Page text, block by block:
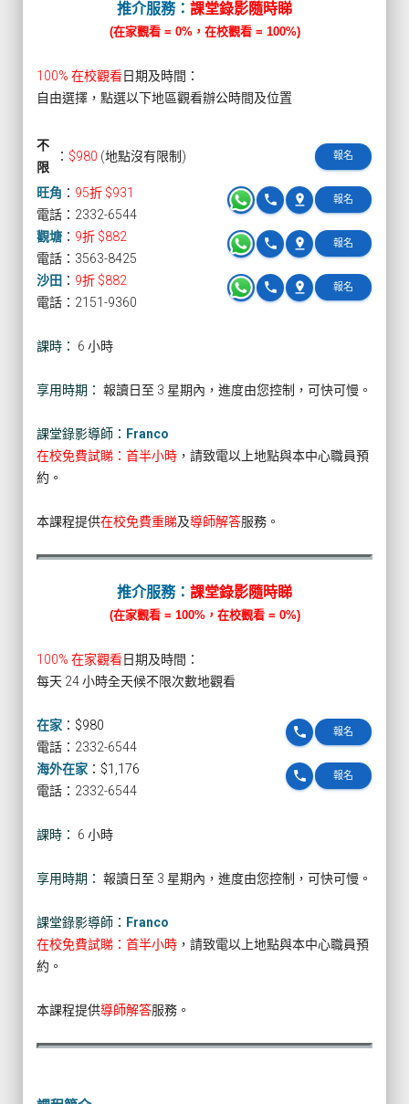
推介服務： 課堂錄影隨時睇
(在家觀看 = 0%，在校觀看 = 100%)
100% 在校觀看日期及時間：
自由選擇，點選以下地區觀看辦公時間及位置
不
限
： $980 (地點沒有限制) 報名
旺角 ： 95折 $931 報名
pin_drop
phone
電話：2332-6544
觀塘 ： 9折 $882 報名
pin_drop
phone
電話：3563-8425
沙田 ： 9折 $882 報名
pin_drop
phone
電話：2151-9360
課時： 6 小時
享用時期： 報讀日至 3 星期內，進度由您控制，可快可慢。
課堂錄影導師： Franco
在校免費試睇：首半小時 ，請致電以上地點與本中心職員預
約。
本課程提供在校免費重睇及導師解答服務。
推介服務： 課堂錄影隨時睇
(在家觀看 = 100%，在校觀看 = 0%)
100% 在家觀看日期及時間：
每天 24 小時全天候不限次數地觀看
在家 ： $980 報名
phone
電話：2332-6544
海外在家 ： $1,176 報名
phone
電話：2332-6544
課時： 6 小時
享用時期： 報讀日至 3 星期內，進度由您控制，可快可慢。
課堂錄影導師： Franco
在校免費試睇：首半小時 ，請致電以上地點與本中心職員預
約。
本課程提供導師解答服務。